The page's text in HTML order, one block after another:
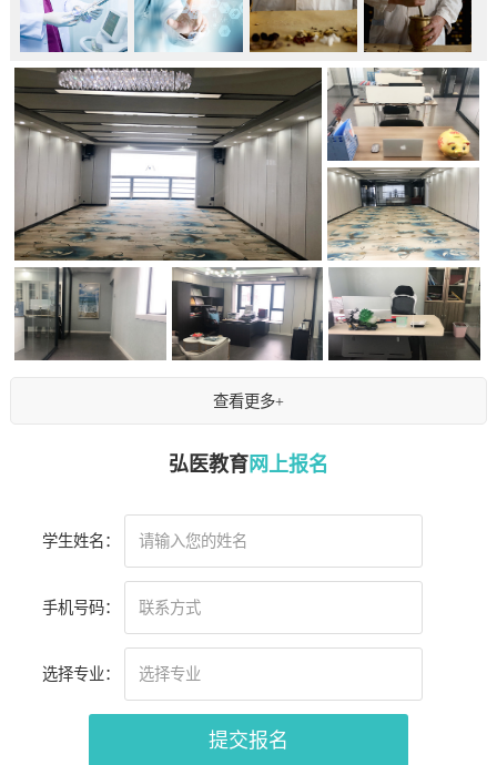
查看更多+
弘医教育网上报名
学生姓名：
手机号码：
选择专业：